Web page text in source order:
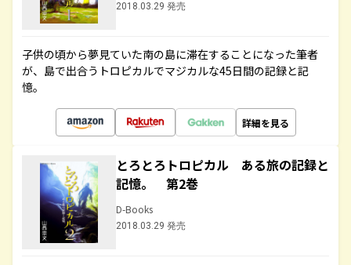
2018.03.29 発売
子供の頃から夢見ていた南の島に滞在することになった筆者
が、島で出合うトロピカルでマジカルな45日間の記録と記
憶。
詳細を見る
とろとろトロピカル ある旅の記録と
記憶。 第2巻
D-Books
2018.03.29 発売